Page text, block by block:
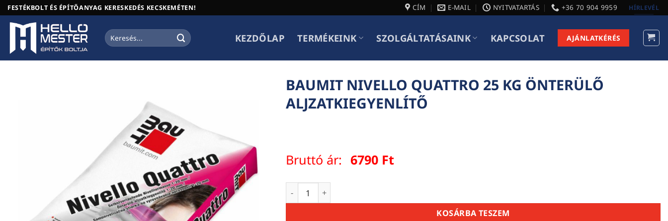
Skip
to
content
FESTÉKBOLT ÉS ÉPÍTŐANYAG KERESKEDÉS KECSKEMÉTEN! CÍM E-MAIL NYITVATARTÁS +36 70 904 9959 HÍRLEVÉL
Keresés
a
KEZDŐLAP TERMÉKEINK SZOLGÁLTATÁSAINK KAPCSOLAT AJÁNLATKÉRÉS
BAUMIT NIVELLO QUATTRO 25 KG ÖNTERÜLŐ
ALJZATKIEGYENLÍTŐ
Bruttó ár: 6790 Ft
BAUMIT NIVELLO QUATTRO 25 KG ÖNTERÜLŐ ALJZATKIEGYENLÍTŐ mennyiség
KOSÁRBA TESZEM